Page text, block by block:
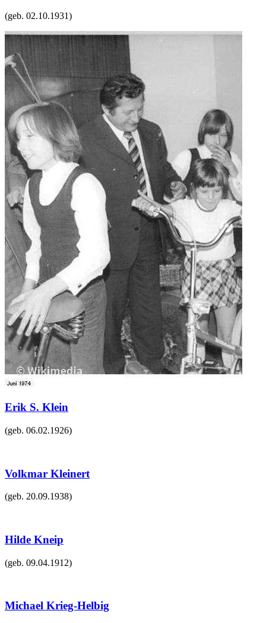
(geb. 02.10.1931)
Erik S. Klein
(geb. 06.02.1926)
Volkmar Kleinert
(geb. 20.09.1938)
Hilde Kneip
(geb. 09.04.1912)
Michael Krieg-Helbig